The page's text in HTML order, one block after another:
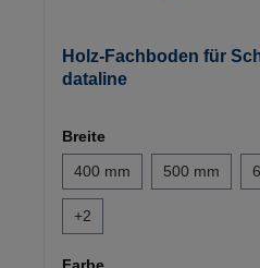
Holz-Fachboden für
dataline
Breite
400 mm
500 mm
+2